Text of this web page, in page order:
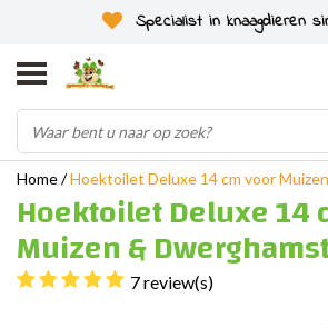
Specialist in knaagdieren
Home/Hoektoilet Deluxe 14 cm voor
Hoektoilet Deluxe 14
Muizen &
7 review(s)